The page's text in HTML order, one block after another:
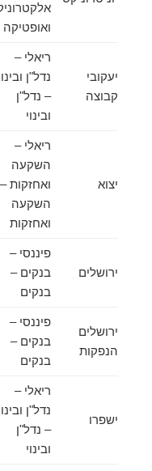
אלקטרוניקה
ואופטיקה
יעקובי
קבוצה
ריאלי –
נדל"ן ובינוי
– נדל"ן
ובינוי
ריאלי –
השקעה
ואחזקות –
השקעה
ואחזקות
ירושלים
פיננסי –
בנקים –
בנקים
ירושלים
הנפקות
פיננסי –
בנקים –
בנקים
ישפרו
ריאלי –
נדל"ן ובינוי
– נדל"ן
ובינוי